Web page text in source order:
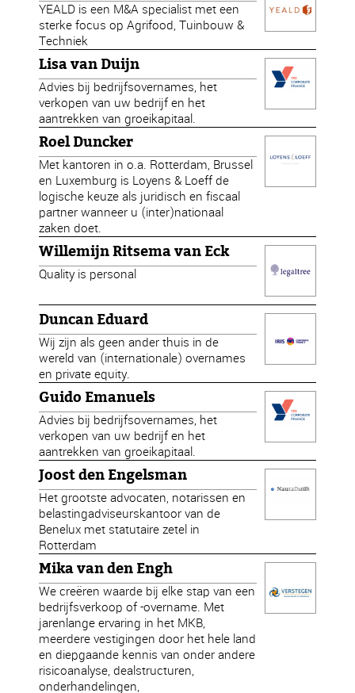
YEALD is een M&A specialist met een
sterke focus op Agrifood, Tuinbouw &
Techniek
Lisa van Duijn
Advies bij bedrijfsovernames, het
verkopen van uw bedrijf en het
aantrekken van groeikapitaal.
Roel Duncker
Met kantoren in o.a. Rotterdam, Brussel
en Luxemburg is Loyens & Loeff de
logische keuze als juridisch en fiscaal
partner wanneer u (inter)nationaal
zaken doet.
Willemijn Ritsema van Eck
Quality is personal
Duncan Eduard
Wij zijn als geen ander thuis in de
wereld van (internationale) overnames
en private equity.
Guido Emanuels
Advies bij bedrijfsovernames, het
verkopen van uw bedrijf en het
aantrekken van groeikapitaal.
Joost den Engelsman
Het grootste advocaten, notarissen en
belastingadviseurskantoor van de
Benelux met statutaire zetel in
Rotterdam
Mika van den Engh
We creëren waarde bij elke stap van een
bedrijfsverkoop of -overname. Met
jarenlange ervaring in het MKB,
meerdere vestigingen door het hele land
en diepgaande kennis van onder andere
risicoanalyse, dealstructuren,
onderhandelingen,